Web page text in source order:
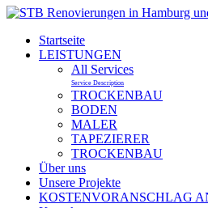
Startseite
LEISTUNGEN
All Services
Service Description
TROCKENBAU
BODEN
MALER
TAPEZIERER
TROCKENBAU
Über uns
Unsere Projekte
KOSTENVORANSCHLAG